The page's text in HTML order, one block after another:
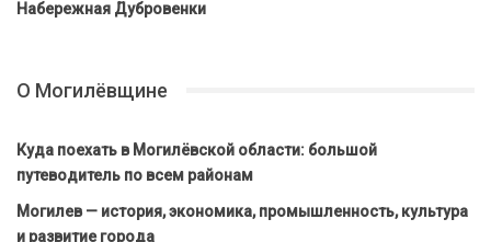
Набережная Дубровенки
О Могилёвщине
Куда поехать в Могилёвской области: большой
путеводитель по всем районам
Могилев — история, экономика, промышленность, культура
и развитие города